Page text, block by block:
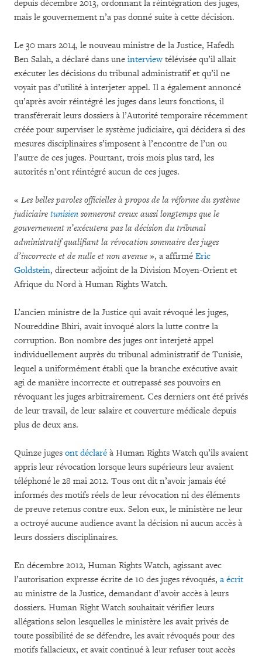
depuis décembre 2013, ordonnant la réintégration des juges,
mais le gouvernement n’a pas donné suite à cette décision.
Le 30 mars 2014, le nouveau ministre de la Justice, Hafedh
Ben Salah, a déclaré dans une interviewtélévisée qu’il allait
exécuter les décisions du tribunal administratif et qu’il ne
voyait pas d’utilité à interjeter appel. Il a également annoncé
qu’après avoir réintégré les juges dans leurs fonctions, il
transférerait leurs dossiers à l’Autorité temporaire récemment
créée pour superviser le système judiciaire, qui décidera si des
mesures disciplinaires s’imposent à l’encontre de l’un ou
l’autre de ces juges. Pourtant, trois mois plus tard, les
autorités n’ont réintégré aucun de ces juges.
« Les belles paroles officielles à propos de la réforme du système
judiciaire tunisien sonneront creux aussi longtemps que le
gouvernement n’exécutera pas la décision du tribunal
administratif qualifiant la révocation sommaire des juges
d’incorrecte et de nulle et non avenue », a affirmé Eric
Goldstein, directeur adjoint de la Division Moyen-Orient et
Afrique du Nord à Human Rights Watch.
L’ancien ministre de la Justice qui avait révoqué les juges,
Noureddine Bhiri, avait invoqué alors la lutte contre la
corruption. Bon nombre des juges ont interjeté appel
individuellement auprès du tribunal administratif de Tunisie,
lequel a uniformément établi que la branche exécutive avait
agi de manière incorrecte et outrepassé ses pouvoirs en
révoquant les juges arbitrairement. Ces derniers ont été privés
de leur travail, de leur salaire et couverture médicale depuis
plus de deux ans.
Quinze juges ont déclaré à Human Rights Watch qu’ils avaient
appris leur révocation lorsque leurs supérieurs leur avaient
téléphoné le 28 mai 2012. Tous ont dit n’avoir jamais été
informés des motifs réels de leur révocation ni des éléments
de preuve retenus contre eux. Selon eux, le ministère ne leur
a octroyé aucune audience avant la décision ni aucun accès à
leurs dossiers disciplinaires.
En décembre 2012, Human Rights Watch, agissant avec
l’autorisation expresse écrite de 10 des juges révoqués, a écrit
au ministre de la Justice, demandant d’avoir accès à leurs
dossiers. Human Right Watch souhaitait vérifier leurs
allégations selon lesquelles le ministère les avait privés de
toute possibilité de se défendre, les avait révoqués pour des
motifs fallacieux, et avait continué à leur refuser tout accès